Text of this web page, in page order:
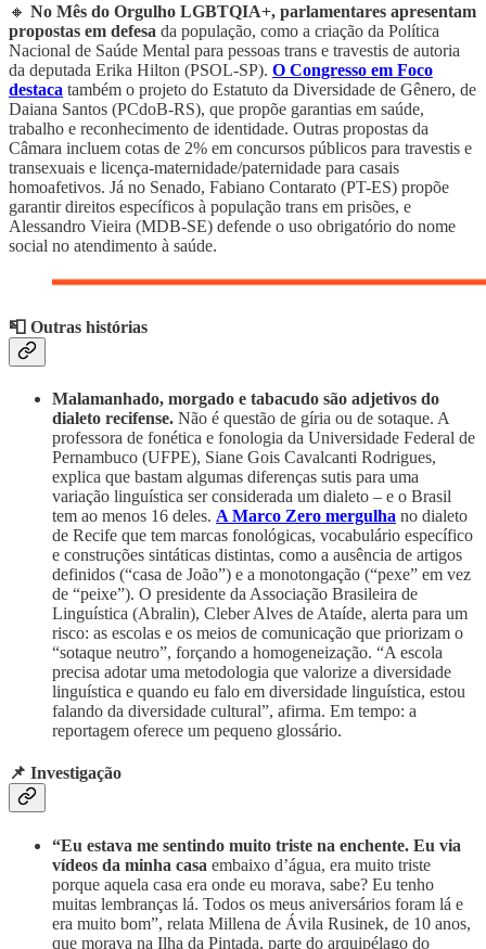
🔸 No Mês do Orgulho LGBTQIA+, parlamentares apresentam
propostas em defesa da população, como a criação da Política
Nacional de Saúde Mental para pessoas trans e travestis de autoria
da deputada Erika Hilton (PSOL-SP). O Congresso em Foco
destaca também o projeto do Estatuto da Diversidade de Gênero, de
Daiana Santos (PCdoB-RS), que propõe garantias em saúde,
trabalho e reconhecimento de identidade. Outras propostas da
Câmara incluem cotas de 2% em concursos públicos para travestis e
transexuais e licença-maternidade/paternidade para casais
homoafetivos. Já no Senado, Fabiano Contarato (PT-ES) propõe
garantir direitos específicos à população trans em prisões, e
Alessandro Vieira (MDB-SE) defende o uso obrigatório do nome
social no atendimento à saúde.
📮 Outras histórias
Malamanhado, morgado e tabacudo são adjetivos do
dialeto recifense. Não é questão de gíria ou de sotaque. A
professora de fonética e fonologia da Universidade Federal de
Pernambuco (UFPE), Siane Gois Cavalcanti Rodrigues,
explica que bastam algumas diferenças sutis para uma
variação linguística ser considerada um dialeto – e o Brasil
tem ao menos 16 deles. A Marco Zero mergulha no dialeto
de Recife que tem marcas fonológicas, vocabulário específico
e construções sintáticas distintas, como a ausência de artigos
definidos (“casa de João”) e a monotongação (“pexe” em vez
de “peixe”). O presidente da Associação Brasileira de
Linguística (Abralin), Cleber Alves de Ataíde, alerta para um
risco: as escolas e os meios de comunicação que priorizam o
“sotaque neutro”, forçando a homogeneização. “A escola
precisa adotar uma metodologia que valorize a diversidade
linguística e quando eu falo em diversidade linguística, estou
falando da diversidade cultural”, afirma. Em tempo: a
reportagem oferece um pequeno glossário.
📌 Investigação
“Eu estava me sentindo muito triste na enchente. Eu via
vídeos da minha casa embaixo d’água, era muito triste
porque aquela casa era onde eu morava, sabe? Eu tenho
muitas lembranças lá. Todos os meus aniversários foram lá e
era muito bom”, relata Millena de Ávila Rusinek, de 10 anos,
que morava na Ilha da Pintada, parte do arquipélago do